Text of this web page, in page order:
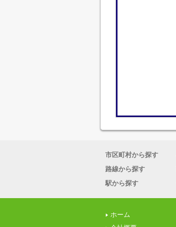
市区町村から探す
路線から探す
駅から探す
ホーム